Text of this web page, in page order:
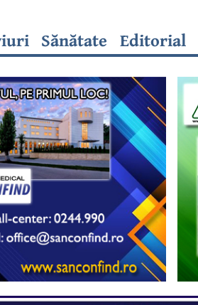
Sănătate Editorial